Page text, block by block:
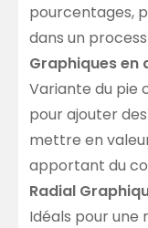
pourcentages,
dans un
Graphiques en
Variante du pie
pour ajouter
mettre en
apportant du
Radial
Idéals pour une